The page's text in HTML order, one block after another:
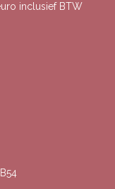
inclusief BTW